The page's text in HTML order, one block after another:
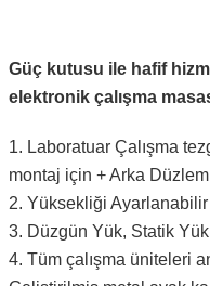
Güç kutusu ile hafif
elektronik çalışma
1. Laboratuar Çalışma
montaj için + Arka
2. Yüksekliği Ayarlanabilir
3. Düzgün Yük, Statik
4. Tüm çalışma üniteleri